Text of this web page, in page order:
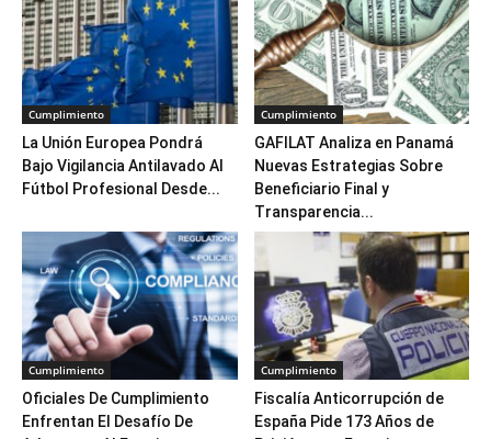
Cumplimiento
La Unión Europea Pondrá
Bajo Vigilancia Antilavado Al
Fútbol Profesional Desde...
Cumplimiento
GAFILAT Analiza en Panamá
Nuevas Estrategias Sobre
Beneficiario Final y
Transparencia...
Cumplimiento
Oficiales De Cumplimiento
Enfrentan El Desafío De
Cumplimiento
Fiscalía Anticorrupción de
España Pide 173 Años de